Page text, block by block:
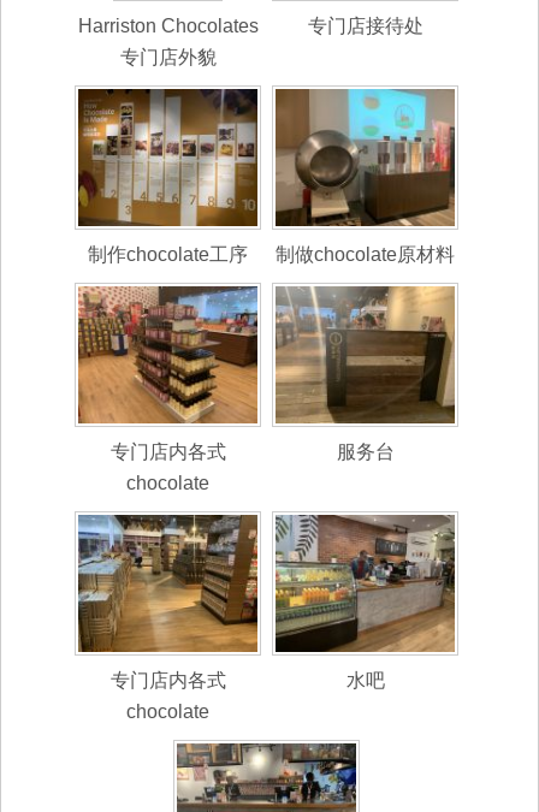
Harriston Chocolates
专门店外貌
专门店接待处
制作chocolate工序 制做chocolate原材料
专门店内各式
chocolate
服务台
专门店内各式
chocolate
水吧